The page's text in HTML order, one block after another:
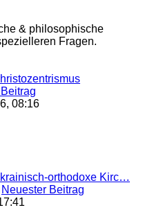
& philosophische
Fragen.
08:16
orthodoxe Kirc…
Neuester Beitrag